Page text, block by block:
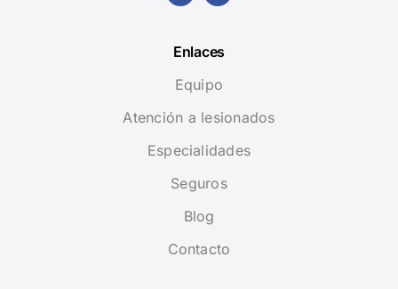
Enlaces
Equipo
Atención a lesionados
Especialidades
Seguros
Blog
Contacto